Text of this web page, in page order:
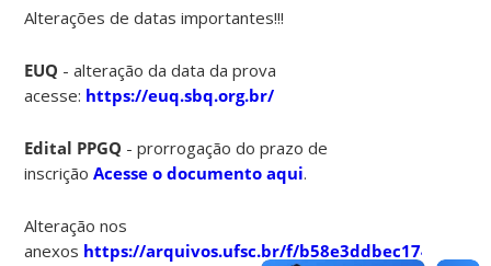
Alterações de datas importantes!!!
EUQ - alteração da data da prova
acesse: https://euq.sbq.org.br/
Edital PPGQ - prorrogação do prazo de
inscriçãoAcesse o documento aqui.
Alteração nos
anexos https://arquivos.ufsc.br/f/